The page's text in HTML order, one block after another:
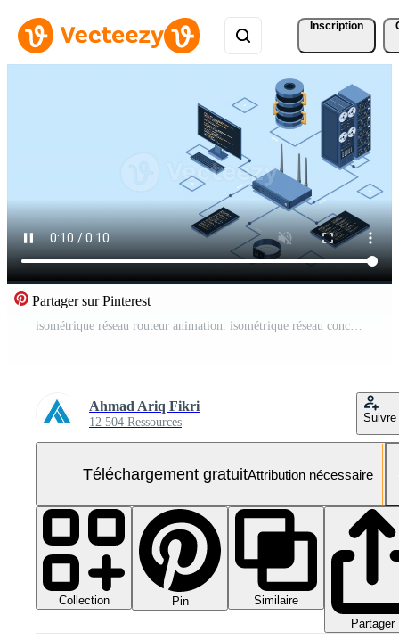
Inscription
Partager sur Pinterest
isométrique réseau routeur animation. isométrique réseau concept avec routeur, ordinateur, téléphone intelligent, et serveur connexion. isométrique technologie. 4k Animé dans isométrique style. Vidéo Gratuite
Ahmad Ariq Fikri
12 504 Ressources Suivre
Téléchargement gratuitAttribution nécessaire
Collection Pin
Similaire
Partager